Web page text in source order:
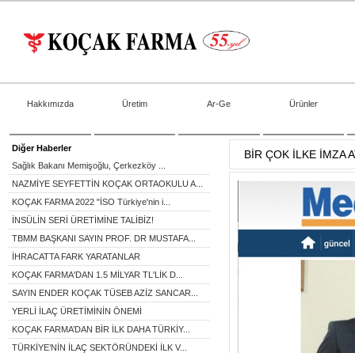
Hakkımızda Üretim Ar-Ge Ürünler
Diğer Haberler
Sağlık Bakanı Memişoğlu, Çerkezköy ...
NAZMİYE SEYFETTİN KOÇAK ORTAOKULU A...
KOÇAK FARMA 2022 "İSO Türkiye'nin i...
İNSÜLİN SERİ ÜRETİMİNE TALİBİZ!
TBMM BAŞKANI SAYIN PROF. DR MUSTAFA...
İHRACATTA FARK YARATANLAR
KOÇAK FARMA'DAN 1.5 MİLYAR TL'LİK D...
SAYIN ENDER KOÇAK TÜSEB AZİZ SANCAR...
YERLİ İLAÇ ÜRETİMİNİN ÖNEMİ
KOÇAK FARMA’DAN BİR İLK DAHA TÜRKİY...
TÜRKİYE’NİN İLAÇ SEKTÖRÜNDEKİ İLK V...
BİR ÇOK İLKE İMZA